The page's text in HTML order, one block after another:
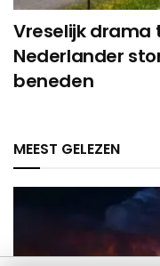
Vreselijk drama
Nederlander
beneden
MEEST GELEZEN